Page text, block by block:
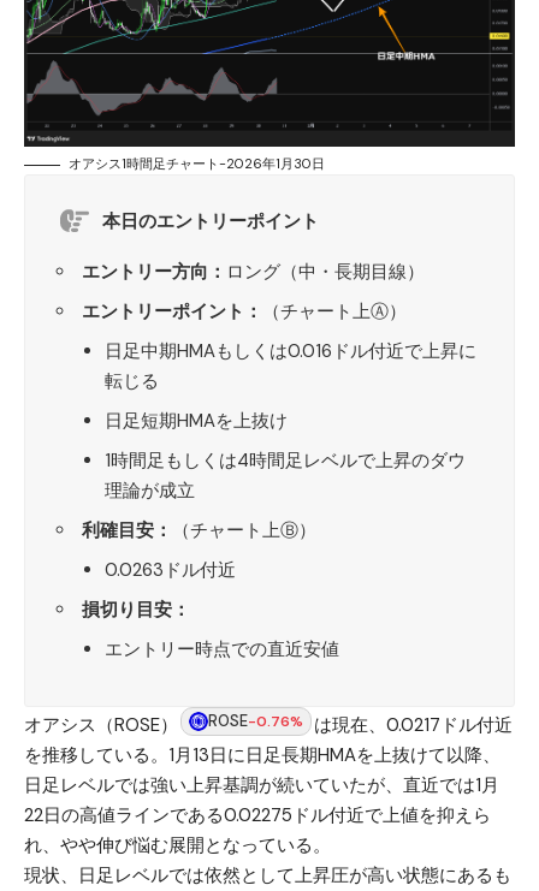
オアシス1時間足チャート-2026年1月30日
本日のエントリーポイント
エントリー方向： ロング（中・長期目線）
エントリーポイント：
（チャート上Ⓐ）
日足中期HMAもしくは0.016ドル付近で上昇に
転じる
日足短期HMAを上抜け
1時間足もしくは4時間足レベルで上昇のダウ
理論が成立
利確目安：
（チャート上Ⓑ）
0.0263ドル付近
損切り目安：
エントリー時点での直近安値
オアシス（ROSE） ROSE-0.76%
は現在、0.0217ドル付近
を推移している。1月13日に日足長期HMAを上抜けて以降、
日足レベルでは強い上昇基調が続いていたが、直近では1月
22日の高値ラインである0.02275ドル付近で上値を抑えら
れ、やや伸び悩む展開となっている。
現状、日足レベルでは依然として上昇圧が高い状態にあるも